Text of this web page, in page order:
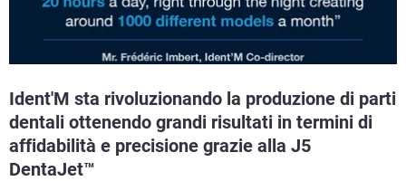
Ident'M sta rivoluzionando la produzione di parti
dentali ottenendo grandi risultati in termini di
affidabilità e precisione grazie alla J5
DentaJet™